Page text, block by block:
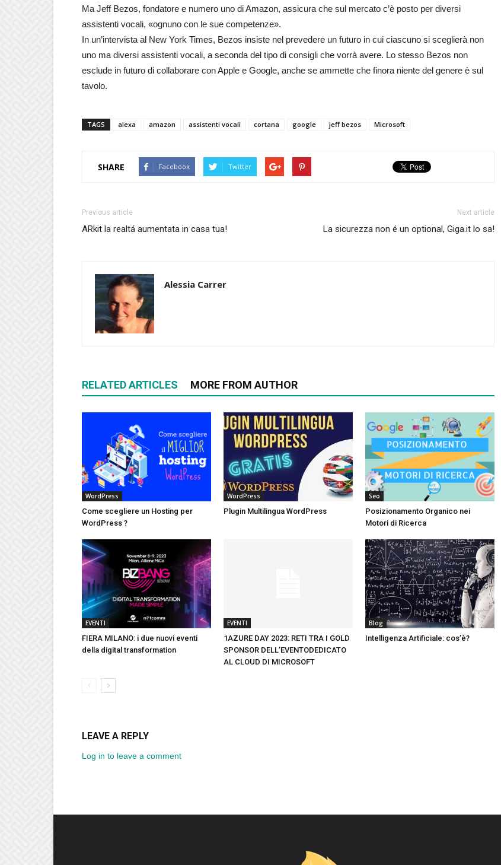
Ma Jeff Bezos, fondatore e numero uno di Amazon, assicura che sul mercato c’è posto per diversi
assistenti vocali, «ognuno con le sue competenze».
In un’intervista al New York Times, Bezos insiste nel prevedere un futuro in cui ciascuno si sceglierà non
uno ma diversi assistenti vocali, a seconda del tipo di consigli che vorrà avere. Lo stesso Bezos non
esclude in futuro di collaborare con Apple e Google, anche se ammette che finora niente del genere è sul
tavolo.
TAGS alexa amazon assistenti vocali cortana google jeff bezos Microsoft
SHARE Facebook Twitter
Previous article
ARkit la realtá aumentata in casa tua!
Next article
La sicurezza non é un optional, Giga.it lo sa!
Alessia Carrer
RELATED ARTICLES MORE FROM AUTHOR
WordPress
Come scegliere un Hosting per
WordPress ?
WordPress
Plugin Multilingua WordPress
Seo
Posizionamento Organico nei
Motori di Ricerca
EVENTI
FIERA MILANO: i due nuovi eventi
della digital transformation
EVENTI
1AZURE DAY 2023: RETI TRA I GOLD
SPONSOR DELL’EVENTODEDICATO
AL CLOUD DI MICROSOFT
Blog
Intelligenza Artificiale: cos’è?
LEAVE A REPLY
Log in to leave a comment